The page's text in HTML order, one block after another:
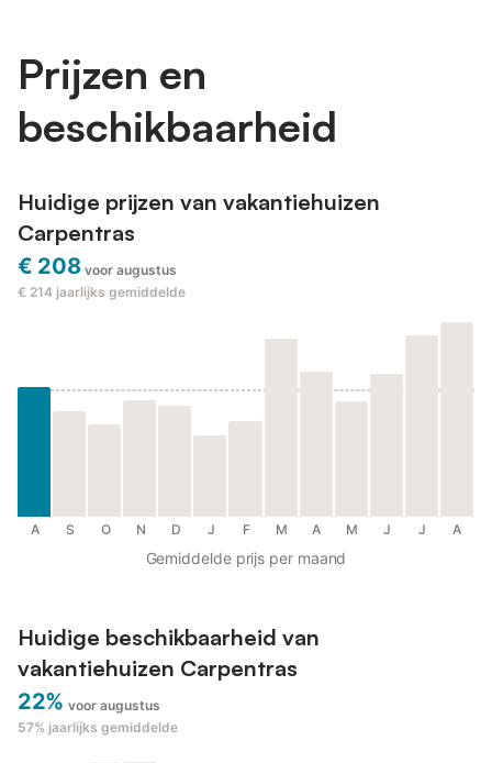
Prijzen en
beschikbaarheid
Huidige prijzen van vakantiehuizen
Carpentras
€ 208 voor augustus
€ 214 jaarlijks gemiddelde
A S O N D J F M A M J J A
Gemiddelde prijs per maand
Huidige beschikbaarheid van
vakantiehuizen Carpentras
22% voor augustus
57% jaarlijks gemiddelde